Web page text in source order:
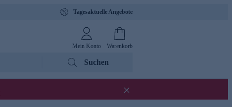
Tagesaktuelle Angebote
Mein Konto Warenkorb
Suchen